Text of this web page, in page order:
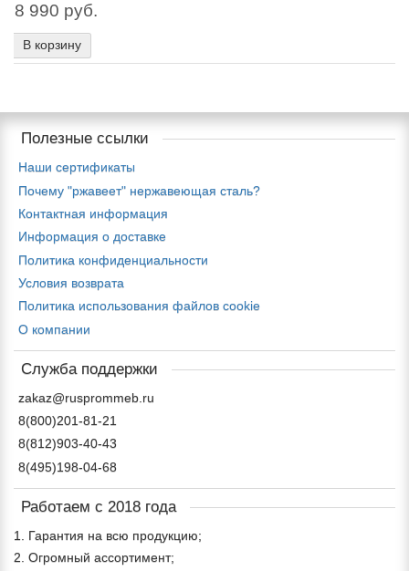
8 990 руб.
В корзину
Полезные ссылки
Наши сертификаты
Почему "ржавеет" нержавеющая сталь?
Контактная информация
Информация о доставке
Политика конфиденциальности
Условия возврата
Политика использования файлов cookie
О компании
Служба поддержки
zakaz@rusprommeb.ru
8(800)201-81-21
8(812)903-40-43
8(495)198-04-68
Работаем с 2018 года
1. Гарантия на всю продукцию;
2. Огромный ассортимент;